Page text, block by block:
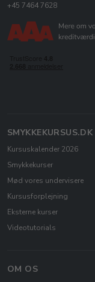
+45 7464 7628
SMYKKEKURSUS.DK
Kursuskalender 2026
Smykkekurser
Mød vores undervisere
Kursusforplejning
Eksterne kurser
Videotutorials
OM OS